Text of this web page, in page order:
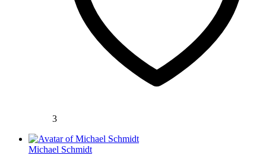
3
Michael Schmidt